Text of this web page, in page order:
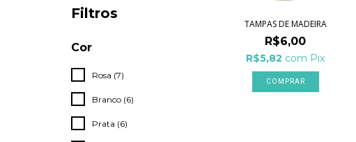
Filtros
Cor
Rosa (7)
Branco (6)
Prata (6)
TAMPAS DE MADEIRA
R$6,00
R$5,82 com Pix
COMPRAR